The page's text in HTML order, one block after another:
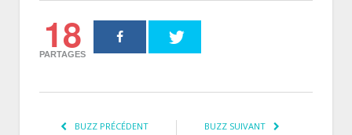
18
PARTAGES
BUZZ PRÉCÉDENT BUZZ SUIVANT